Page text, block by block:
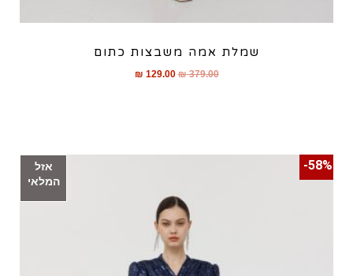
שמלת אמה משבצות כתום
₪379.00
₪ 129.00
אזל
המלאי
58%-